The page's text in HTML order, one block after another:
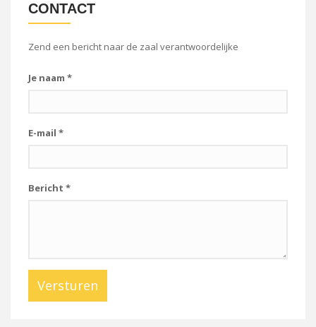
CONTACT
Zend een bericht naar de zaal verantwoordelijke
Je naam *
E-mail *
Bericht *
Versturen